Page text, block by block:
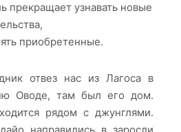
прекращает узнавать новые
приобретенные.
отвез нас из Лагоса в
Оводе, там был его дом.
рядом с джунглями.